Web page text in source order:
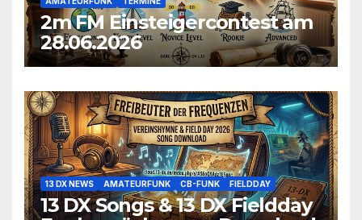
2m FM Einsteigercontest am
28.06.2026
13 DX NEWS AMATEURFUNK CB-FUNK FIELDDAY
13 DX Songs & 13 DX Fieldday